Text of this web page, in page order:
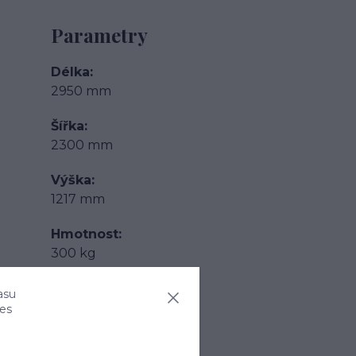
Parametry
Délka
2950 mm
Šířka
2300 mm
Výška
1217 mm
Hmotnost
300 kg